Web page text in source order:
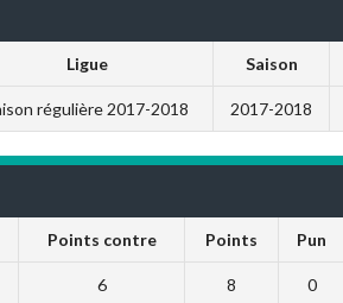
Ligue Saison
régulière 2017-2018 2017-2018
Points contre Points Pun
6 8 0